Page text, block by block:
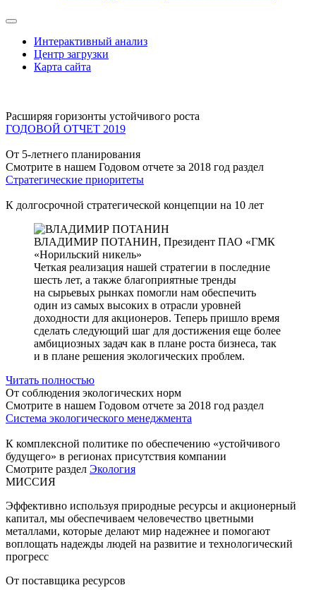
Интерактивный анализ
Центр загрузки
Карта сайта
Расширяя горизонты устойчивого роста
ГОДОВОЙ ОТЧЕТ 2019
От 5-летнего планирования
Смотрите в нашем Годовом отчете за 2018 год раздел
Стратегические приоритеты
К долгосрочной стратегической концепции на 10 лет
ВЛАДИМИР ПОТАНИН, Президент ПАО «ГМК
«Норильский никель»
Четкая реализация нашей стратегии в последние
шесть лет, а также благоприятные тренды
на сырьевых рынках помогли нам обеспечить
один из самых высоких в отрасли уровней
доходности для акционеров. Теперь пришло время
сделать следующий шаг для достижения еще более
амбициозных задач как в плане роста бизнеса, так
и в плане решения экологических проблем.
Читать полностью
От соблюдения экологических норм
Смотрите в нашем Годовом отчете за 2018 год раздел
Система экологического менеджмента
К комплексной политике по обеспечению «устойчивого
будущего» в регионах присутствия компании
Смотрите раздел Экология
МИССИЯ
Эффективно используя природные ресурсы и акционерный
капитал, мы обеспечиваем человечество цветными
металлами, которые делают мир надежнее и помогают
воплощать надежды людей на развитие и технологический
прогресс
От поставщика ресурсов